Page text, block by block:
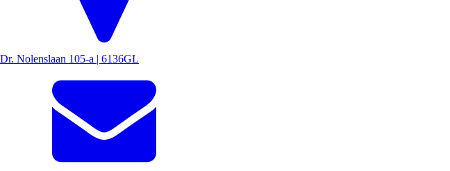
Dr. Nolenslaan 105-a | 6136GL